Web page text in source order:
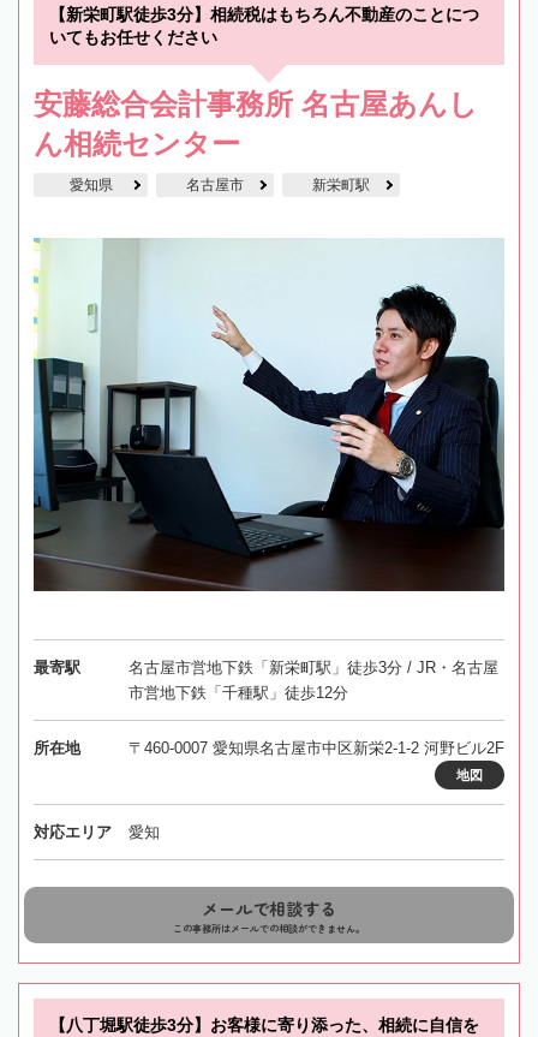
【新栄町駅徒歩3分】相続税はもちろん不動産のことにつ
いてもお任せください
安藤総合会計事務所 名古屋あんし
ん相続センター
愛知県 名古屋市 新栄町駅
最寄駅
名古屋市営地下鉄「新栄町駅」徒歩3分 / JR・名古屋
市営地下鉄「千種駅」徒歩12分
所在地 〒460-0007 愛知県名古屋市中区新栄2-1-2 河野ビル2F
地図
対応エリア 愛知
メールで相談する
この事務所はメールでの相談ができません。
【八丁堀駅徒歩3分】お客様に寄り添った、相続に自信を